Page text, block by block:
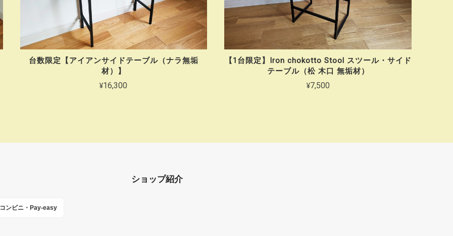
台数限定【アイアンサイドテーブル（ナラ無垢
材）】
¥16,300
【1台限定】Iron chokotto Stool スツール・サイド
テーブル（松 木口 無垢材）
¥7,500
コンビニ・Pay-easy
ショップ紹介